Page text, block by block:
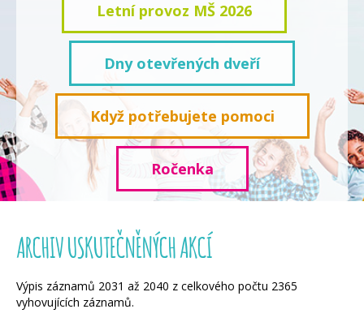
Letní provoz MŠ 2026
Dny otevřených dveří
Když potřebujete pomoci
Ročenka
ARCHIV USKUTEČNĚNÝCH AKCÍ
Výpis záznamů 2031 až 2040 z celkového počtu 2365
vyhovujících záznamů.